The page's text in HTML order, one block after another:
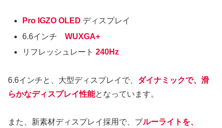
Pro IGZO OLED ディスプレイ
6.6インチWUXGA+
リフレッシュレート240Hz
6.6インチと、大型ディスプレイで、 ダイナミックで、滑
らかなディスプレイ性能となっています。
また、新素材ディスプレイ採用で、ブルーライトを、